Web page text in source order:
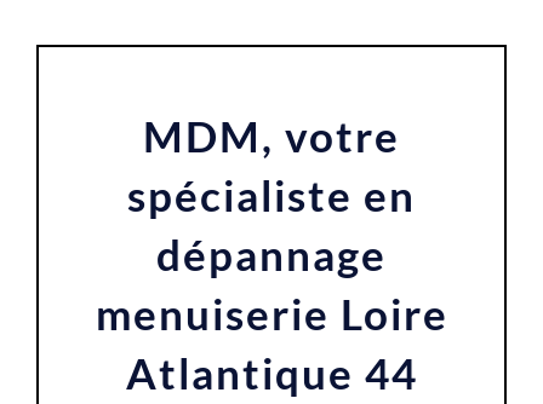
MDM, votre
spécialiste en
dépannage
menuiserie Loire
Atlantique 44